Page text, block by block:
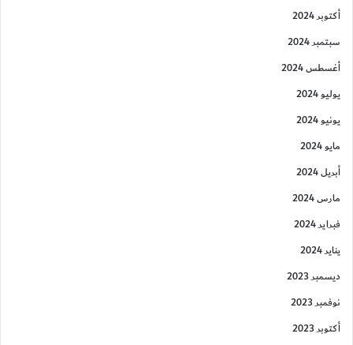
أكتوبر 2024
سبتمبر 2024
أغسطس 2024
يوليو 2024
يونيو 2024
مايو 2024
أبريل 2024
مارس 2024
فبراير 2024
يناير 2024
ديسمبر 2023
نوفمبر 2023
أكتوبر 2023